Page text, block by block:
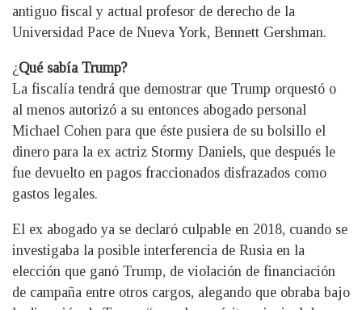
antiguo fiscal y actual profesor de derecho de la
Universidad Pace de Nueva York, Bennett Gershman.
¿Qué sabía Trump?
La fiscalía tendrá que demostrar que Trump orquestó o
al menos autorizó a su entonces abogado personal
Michael Cohen para que éste pusiera de su bolsillo el
dinero para la ex actriz Stormy Daniels, que después le
fue devuelto en pagos fraccionados disfrazados como
gastos legales.
El ex abogado ya se declaró culpable en 2018, cuando se
investigaba la posible interferencia de Rusia en la
elección que ganó Trump, de violación de financiación
de campaña entre otros cargos, alegando que obraba bajo